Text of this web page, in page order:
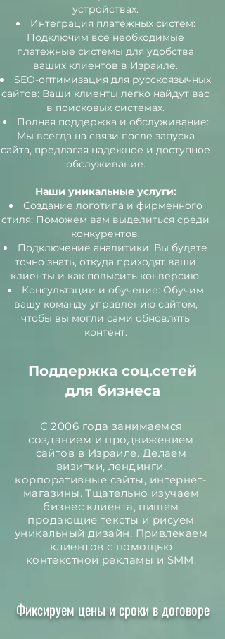
устройствах.
Интеграция платежных систем:
Подключим все необходимые
платежные системы для удобства
ваших клиентов в Израиле.
SEO-оптимизация для русскоязычных
сайтов: Ваши клиенты легко найдут вас
в поисковых системах.
Полная поддержка и обслуживание:
Мы всегда на связи после запуска
сайта, предлагая надежное и доступное
обслуживание.
Наши уникальные услуги:
Создание логотипа и фирменного
стиля: Поможем вам выделиться среди
конкурентов.
Подключение аналитики: Вы будете
точно знать, откуда приходят ваши
клиенты и как повысить конверсию.
Консультации и обучение: Обучим
вашу команду управлению сайтом,
чтобы вы могли сами обновлять
контент.
Поддержка соц.сетей
для бизнеса
С 2006 года занимаемся
созданием и продвижением
сайтов в Израиле. Делаем
визитки, лендинги,
корпоративные сайты, интернет-
магазины. Тщательно изучаем
бизнес клиента, пишем
продающие тексты и рисуем
уникальный дизайн. Привлекаем
клиентов с помощью
контекстной рекламы и SMM.
Фиксируем цены и сроки в договоре